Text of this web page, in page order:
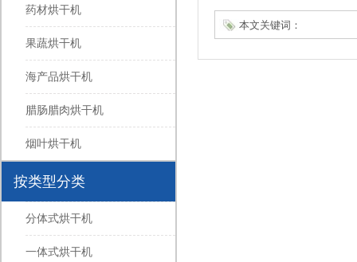
药材烘干机
果蔬烘干机
海产品烘干机
腊肠腊肉烘干机
烟叶烘干机
按类型分类
分体式烘干机
一体式烘干机
本文关键词：